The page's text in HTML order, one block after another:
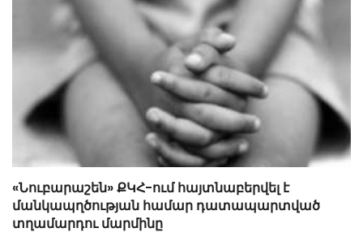
«Նուբարաշեն» ՔԿՀ-ում հայտնաբերվել է
մանկապղծության համար դատապարտված
տղամարդու մարմինը